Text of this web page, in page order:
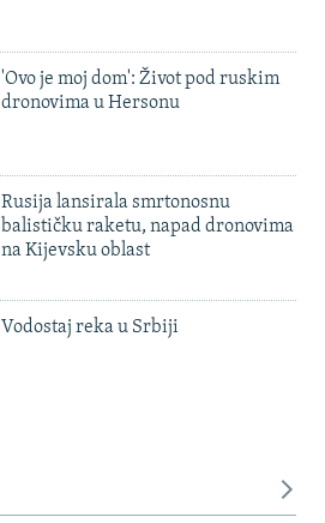
'Ovo je moj dom': Život pod ruskim
dronovima u Hersonu
Rusija lansirala smrtonosnu
balističku raketu, napad dronovima
na Kijevsku oblast
Vodostaj reka u Srbiji